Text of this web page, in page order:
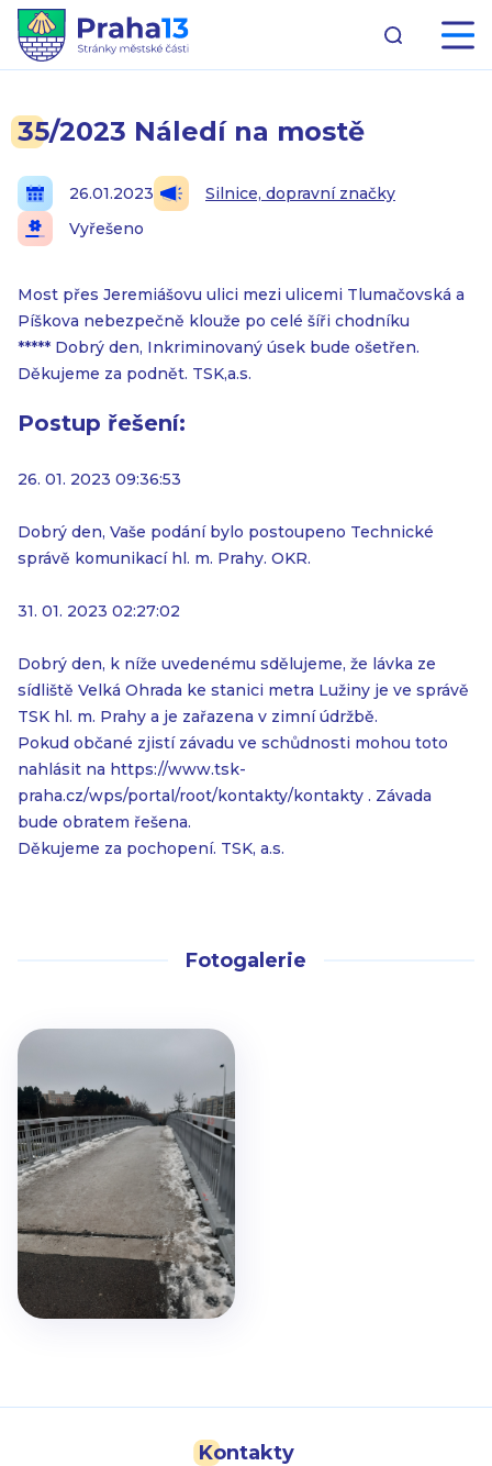
35/2023 Náledí na mostě
26.01.2023
Silnice, dopravní značky
Vyřešeno
Most přes Jeremiášovu ulici mezi ulicemi Tlumačovská a
Píškova nebezpečně klouže po celé šíři chodníku
***** Dobrý den, Inkriminovaný úsek bude ošetřen.
Děkujeme za podnět. TSK,a.s.
Postup řešení:
26. 01. 2023 09:36:53
Dobrý den, Vaše podání bylo postoupeno Technické
správě komunikací hl. m. Prahy. OKR.
31. 01. 2023 02:27:02
Dobrý den, k níže uvedenému sdělujeme, že lávka ze
sídliště Velká Ohrada ke stanici metra Lužiny je ve správě
TSK hl. m. Prahy a je zařazena v zimní údržbě.
Pokud občané zjistí závadu ve schůdnosti mohou toto
nahlásit na https://www.tsk-
praha.cz/wps/portal/root/kontakty/kontakty . Závada
bude obratem řešena.
Děkujeme za pochopení. TSK, a.s.
Fotogalerie
Kontakty